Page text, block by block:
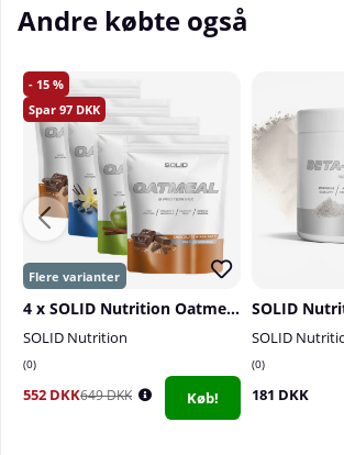
Andre købte også
15
97
4 x SOLID Nutrition Oatmeal & Protein Mix, 750 g
SOLID Nutrition
0
552 DKK649 DKK Køb!
SOLID
0
181 DKK